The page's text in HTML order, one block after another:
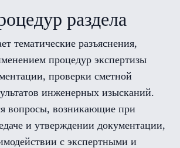
раздела
тематические разъяснения,
процедур экспертизы
проверки сметной
инженерных изысканий.
вопросы, возникающие при
и утверждении документации,
с экспертными и